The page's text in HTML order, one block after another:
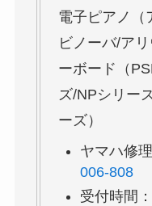
電子ピアノ（
ビノーバ/ア
ーボード（
ズ/NPシリー
ーズ）
ヤマハ修
006-808
受付時間